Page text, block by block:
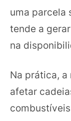
uma parcela
tende a
na
Na prática,
afetar